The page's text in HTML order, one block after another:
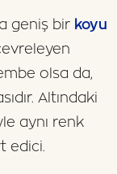
geniş bir koyu
olsa da,
Altındaki
aynı renk
edici.